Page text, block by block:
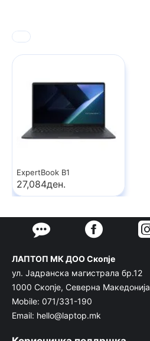
ExpertBook B1
27,084ден.
ЛАПТОП МК ДОО Скопје
ул. Јадранска магистрала бр.12
1000 Скопје, Северна Македонија
Mobile: 071/331-190
Email: hello@laptop.mk